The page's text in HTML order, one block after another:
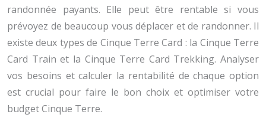
randonnée payants. Elle peut être rentable si vous
prévoyez de beaucoup vous déplacer et de randonner. Il
existe deux types de Cinque Terre Card : la Cinque Terre
Card Train et la Cinque Terre Card Trekking. Analyser
vos besoins et calculer la rentabilité de chaque option
est crucial pour faire le bon choix et optimiser votre
budget Cinque Terre.